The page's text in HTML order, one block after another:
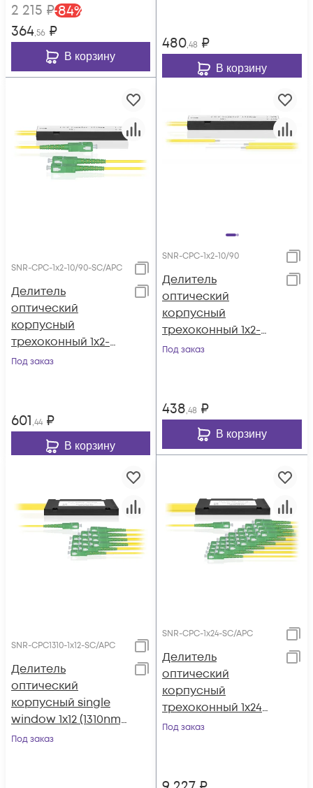
2 215 ₽-84%
364,56 ₽
В корзину
480,48 ₽
В корзину
SNR-CPC-1x2-10/90-SC/APC
Делитель
оптический
корпусный
трехоконный 1х2-
10/90 SC/APC
Под заказ
601,44 ₽
В корзину
SNR-CPС-1x2-10/90
Делитель
оптический
корпусный
трехоконный 1х2-
10/90
Под заказ
438,48 ₽
В корзину
SNR-CPC1310-1x12-SC/APC
Делитель
оптический
корпусный single
window 1х12 (1310nm)
SC/APC
Под заказ
SNR-CPC-1x24-SC/APC
Делитель
оптический
корпусный
трехоконный 1х24
SC/APC
Под заказ